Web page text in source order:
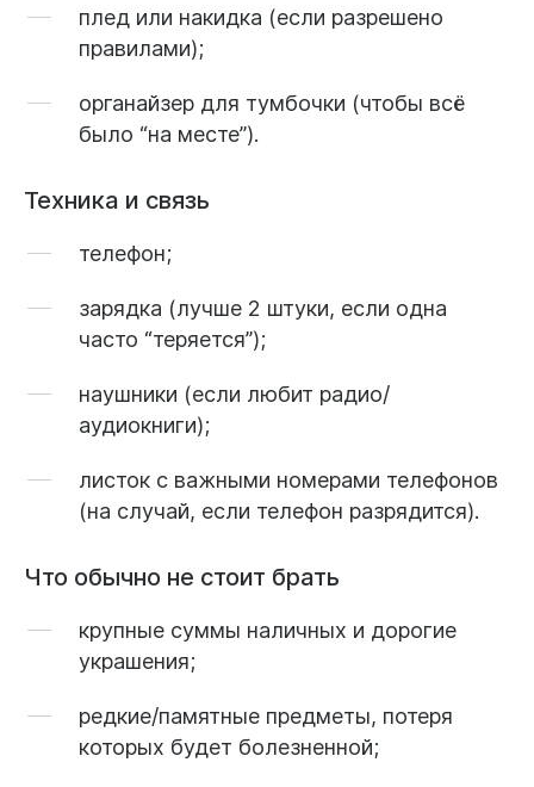
плед или накидка (если разрешено
правилами);
органайзер для тумбочки (чтобы всё
было “на месте”).
Техника и связь
телефон;
зарядка (лучше 2 штуки, если одна
часто “теряется”);
наушники (если любит радио/
аудиокниги);
листок с важными номерами телефонов
(на случай, если телефон разрядится).
Что обычно не стоит брать
крупные суммы наличных и дорогие
украшения;
редкие/памятные предметы, потеря
которых будет болезненной;